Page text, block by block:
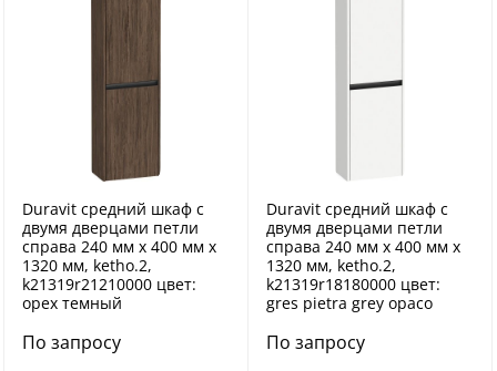
Duravit средний шкаф с
двумя дверцами петли
справа 240 мм х 400 мм х
1320 мм, ketho.2,
k21319r21210000 цвет:
орех темный
По запросу
Duravit средний шкаф с
двумя дверцами петли
справа 240 мм х 400 мм х
1320 мм, ketho.2,
k21319r18180000 цвет:
gres pietra grey opaco
По запросу